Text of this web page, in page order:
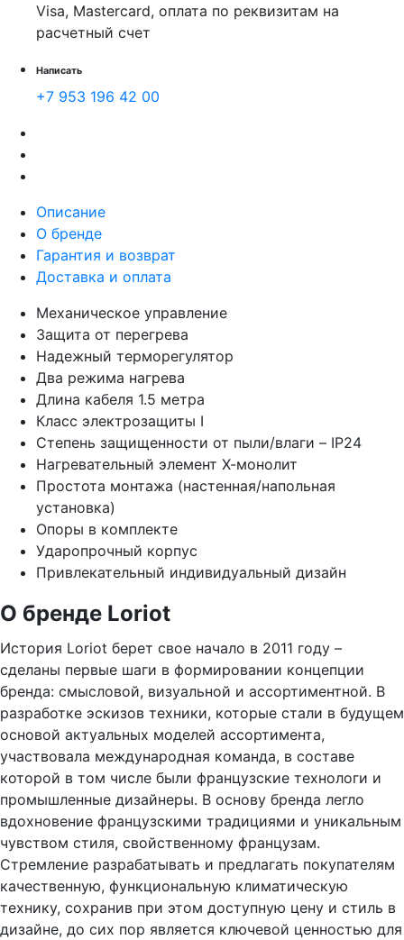
Visa, Mastercard, оплата по реквизитам на
расчетный счет
Написать
+7 953 196 42 00
Описание
О бренде
Гарантия и возврат
Доставка и оплата
Механическое управление
Защита от перегрева
Надежный терморегулятор
Два режима нагрева
Длина кабеля 1.5 метра
Класс электрозащиты I
Степень защищенности от пыли/влаги – IP24
Нагревательный элемент Х-монолит
Простота монтажа (настенная/напольная
установка)
Опоры в комплекте
Ударопрочный корпус
Привлекательный индивидуальный дизайн
О бренде Loriot
История Loriot берет свое начало в 2011 году –
сделаны первые шаги в формировании концепции
бренда: смысловой, визуальной и ассортиментной. В
разработке эскизов техники, которые стали в будущем
основой актуальных моделей ассортимента,
участвовала международная команда, в составе
которой в том числе были французские технологи и
промышленные дизайнеры. В основу бренда легло
вдохновение французскими традициями и уникальным
чувством стиля, свойственному французам.
Стремление разрабатывать и предлагать покупателям
качественную, функциональную климатическую
технику, сохранив при этом доступную цену и стиль в
дизайне, до сих пор является ключевой ценностью для